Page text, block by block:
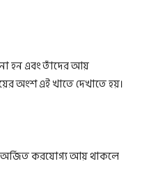
হন এবং তাঁদের আয়
অংশ এই খাতে দেখাতে হয়।
অর্জিত করযোগ্য আয় থাকলে